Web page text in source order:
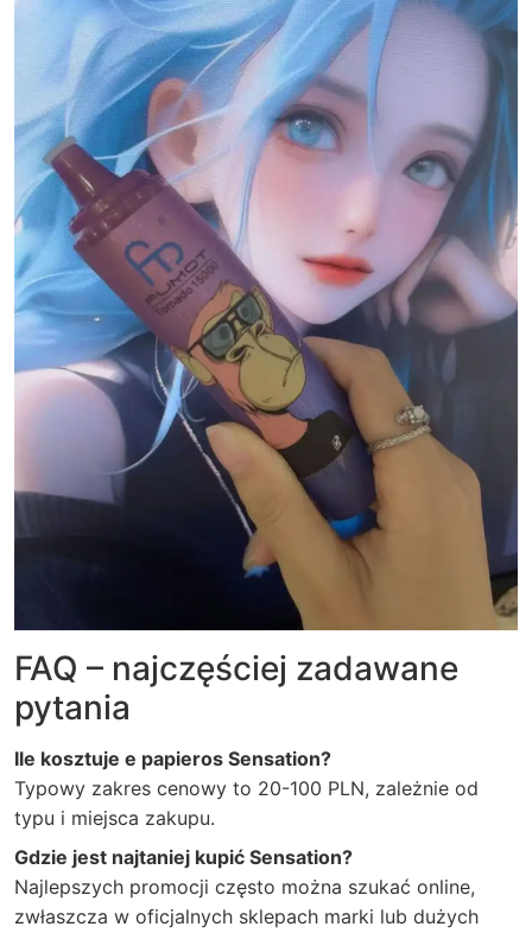
FAQ – najczęściej zadawane
pytania
Ile kosztuje e papieros Sensation?
Typowy zakres cenowy to 20-100 PLN, zależnie od
typu i miejsca zakupu.
Gdzie jest najtaniej kupić Sensation?
Najlepszych promocji często można szukać online,
zwłaszcza w oficjalnych sklepach marki lub dużych